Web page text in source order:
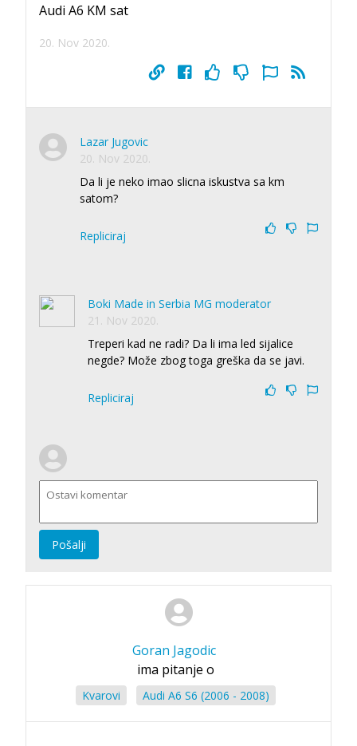
Audi A6 KM sat
20. Nov 2020.
Lazar Jugovic
20. Nov 2020.
Da li je neko imao slicna iskustva sa km
satom?
Repliciraj
Boki Made in Serbia MG moderator
21. Nov 2020.
Treperi kad ne radi? Da li ima led sijalice
negde? Može zbog toga greška da se javi.
Repliciraj
Pošalji
Goran Jagodic
ima pitanje o
Kvarovi Audi A6 S6 (2006 - 2008)